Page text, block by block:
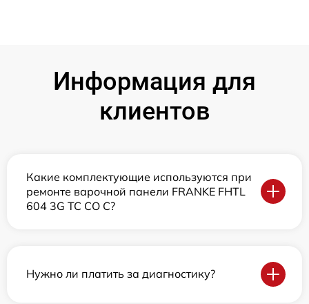
Информация для
клиентов
Какие комплектующие используются при
ремонте варочной панели FRANKE FHTL
604 3G TC CO C?
Нужно ли платить за диагностику?